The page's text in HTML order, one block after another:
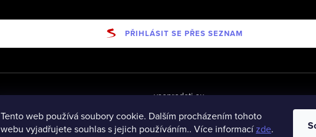
Tento web používá soubory cookie. Dalším procházením tohoto
webu vyjadřujete souhlas s jejich používáním.. Více informacízde.
PŘIHLÁSIT SE PŘES SEZNAM
vseprodeti-eu